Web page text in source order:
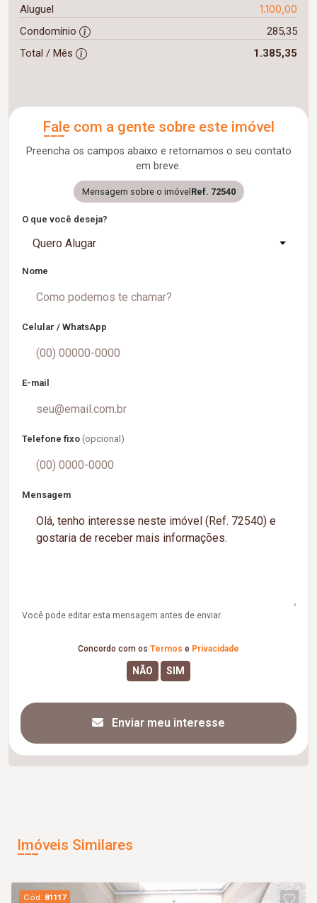
Aluguel 1.100,00
Condomínio
285,35
Total / Mês
1.385,35
Fale com a gente sobre este imóvel
Preencha os campos abaixo e retornamos o seu contato
em breve.
Mensagem sobre o imóvelRef. 72540
O que você deseja?
Quero Alugar
Nome
Celular / WhatsApp
E-mail
Telefone fixo (opcional)
Mensagem
Você pode editar esta mensagem antes de enviar.
Concordo com os Termos e Privacidade
Enviar meu interesse
Imóveis Similares
Cód. 81117